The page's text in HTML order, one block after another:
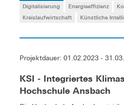
Digitalisierung
Energieeffizienz
Kreislaufwirtschaft
Künstliche
Projektdauer: 01.02.2023 -
KSI - Integriertes
Hochschule Ansbach